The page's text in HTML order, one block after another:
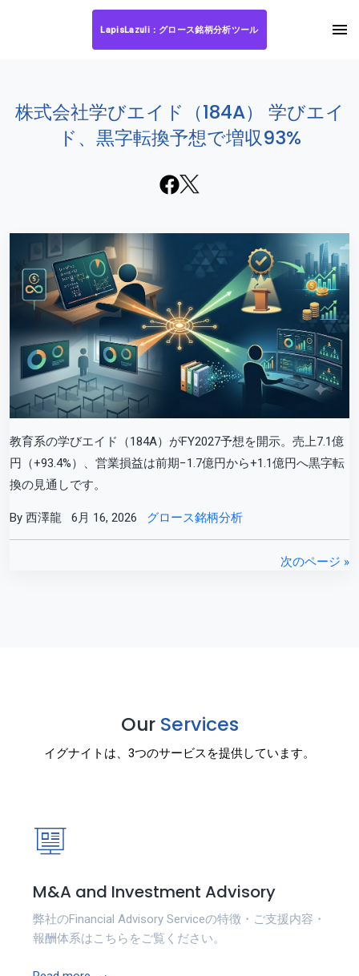
LapisLazuli：グロース銘柄分析ツール
株式会社学びエイド（184A） 学びエイ
ド、黒字転換予想で増収93%
教育系の学びエイド（184A）がFY2027予想を開示。売上7.1億
円（+93.4%）、営業損益は前期−1.7億円から+1.1億円へ黒字転
換の見通しです。
By 西澤龍 6月 16, 2026 グロース銘柄分析
次のページ »
Our Services
イグナイトは、3つのサービスを提供しています。
M&A and Investment Advisory
弊社のFinancial Advisory Serviceの特徴・ご支援内容・
報酬体系はこちらをご覧ください。